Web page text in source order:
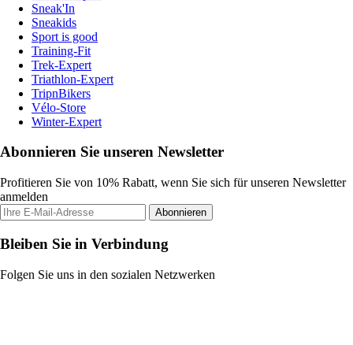
Sneak'In
Sneakids
Sport is good
Training-Fit
Trek-Expert
Triathlon-Expert
TripnBikers
Vélo-Store
Winter-Expert
Abonnieren Sie unseren Newsletter
Profitieren Sie von 10% Rabatt, wenn Sie sich für unseren Newsletter
anmelden
Abonnieren
Bleiben Sie in Verbindung
Folgen Sie uns in den sozialen Netzwerken